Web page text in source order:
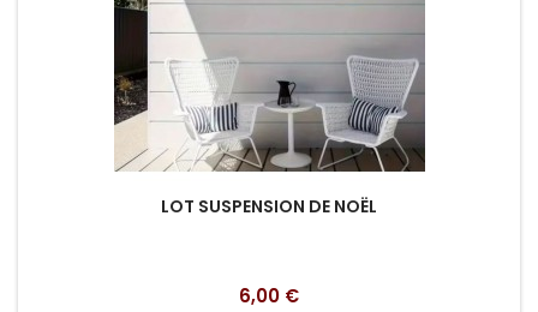
LOT SUSPENSION DE NOËL
Prix
6,00 €